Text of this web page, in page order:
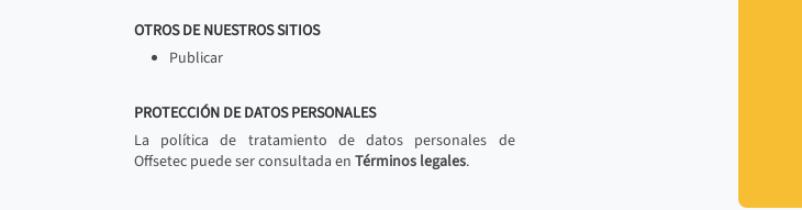
OTROS DE NUESTROS SITIOS
Publicar
PROTECCIÓN DE DATOS PERSONALES
La política de tratamiento de datos personales de
Offsetec puede ser consultada en Términos legales.